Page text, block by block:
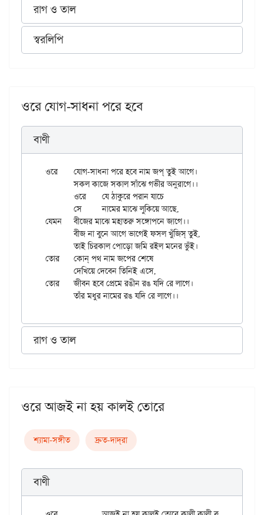
রাগ ও তাল
স্বরলিপি
ওরে যোগ-সাধনা পরে হবে
বাণী
ওরে	যোগ-সাধনা পরে হবে নাম জপ্ তুই আগে।
	সকল কাজে সকাল সাঁঝে গভীর অনুরাগে।।
যেমন	বীজের মাঝে মহাতরু সঙ্গোপনে জাগে।।
	বীজ না বুনে আগে ভাগেই ফসল খুঁজিস্ তুই,
	তাই চিরকাল পোড়ো জমি রইল মনের ভুঁই।
তোর	কোন্ পথ নাম জপের শেষে
তোর	জীবন হবে প্রেমে রঙীন রঙ যদি রে লাগে।
রাগ ও তাল
ওরে আজই না হয় কালই তোরে
শ্যামা-সঙ্গীত দ্রুত-দাদ্‌রা
বাণী